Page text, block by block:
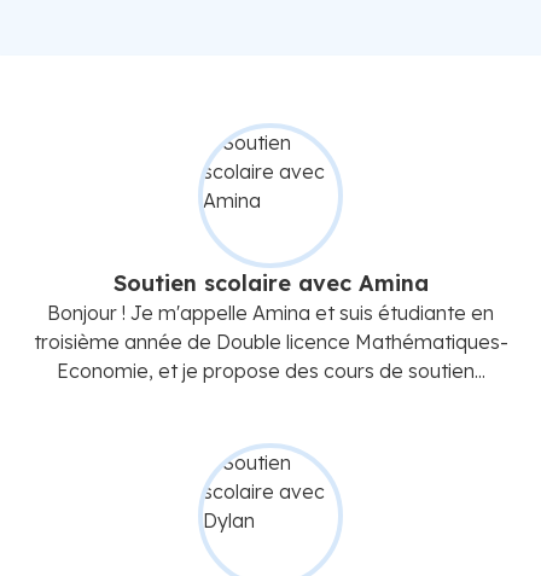
Soutien scolaire avec Amina
Bonjour ! Je m'appelle Amina et suis étudiante en
troisième année de Double licence Mathématiques-
Economie, et je propose des cours de soutien...